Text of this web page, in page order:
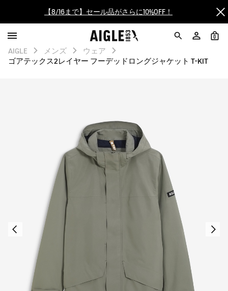
【8/16まで】セール品がさらに10%OFF！
【最大50%OFF】FINAL SALEがスタート！
ログイン/会員登録で送料＆返品無料
【最大50%OFF】FINAL SALEがスタート！
ログイン/会員登録で送料＆返品無料
AIGLE CLUB ポイントサービス終了のお知らせ
0
AIGLE メンズ
ウェア
ゴアテックス2レイヤー フーデッドロングジャケット T-KIT